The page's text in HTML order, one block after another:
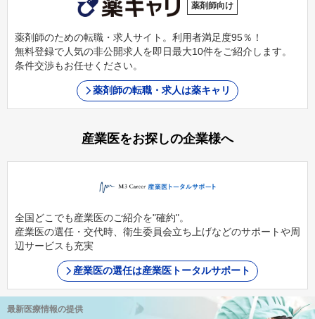
薬剤師向け
薬剤師のための転職・求人サイト。利用者満足度95％！
無料登録で人気の非公開求人を即日最大10件をご紹介します。
条件交渉もお任せください。
薬剤師の転職・求人は薬キャリ
産業医をお探しの企業様へ
全国どこでも産業医のご紹介を"確約"。
産業医の選任・交代時、衛生委員会立ち上げなどのサポートや周
辺サービスも充実
産業医の選任は産業医トータルサポート
最新医療情報の提供